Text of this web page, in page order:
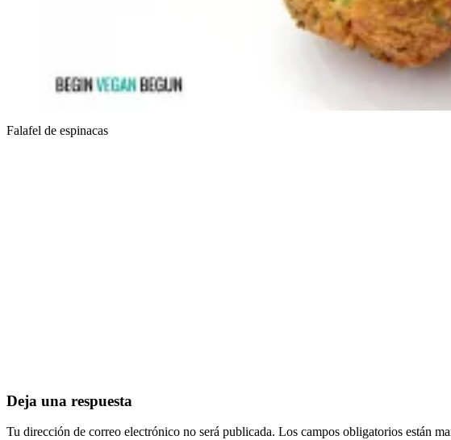
Falafel de espinacas
Deja una respuesta
Tu dirección de correo electrónico no será publicada. Los campos obligatorios están